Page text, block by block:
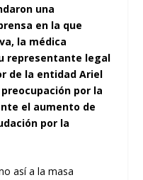
una
en la que
la médica
representante legal
de la entidad Ariel
por la
el aumento de
por la
así a la masa